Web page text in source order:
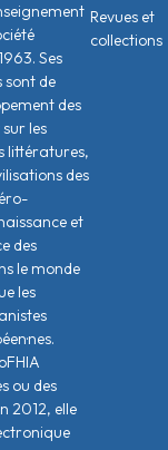
Revues et
collections
Ses
de
des
les
littératures,
des
et
des
le monde
les
ou des
2012, elle